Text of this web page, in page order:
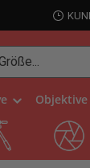
Objektive